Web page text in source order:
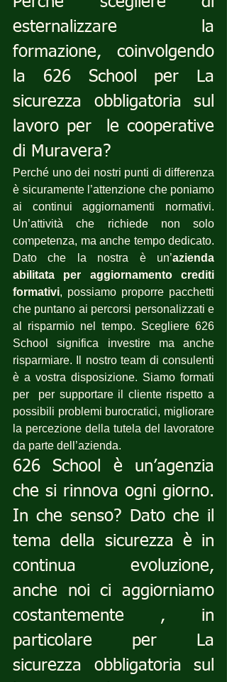
esternalizzare la
formazione, coinvolgendo
la 626 School per La
sicurezza obbligatoria sul
lavoro per  le cooperative
di Muravera?
Perché uno dei nostri punti di differenza
è sicuramente l’attenzione che poniamo
ai continui aggiornamenti normativi.
Un’attività che richiede non solo
competenza, ma anche tempo dedicato.
Dato che la nostra è un’azienda
abilitata per aggiornamento crediti
formativi, possiamo proporre pacchetti
che puntano ai percorsi personalizzati e
al risparmio nel tempo. Scegliere 626
School significa investire ma anche
risparmiare. Il nostro team di consulenti
è a vostra disposizione. Siamo formati
per  per supportare il cliente rispetto a
possibili problemi burocratici, migliorare
la percezione della tutela del lavoratore
da parte dell’azienda.
626 School è un’agenzia
che si rinnova ogni giorno.
In che senso? Dato che il
tema della sicurezza è in
continua evoluzione,
anche noi ci aggiorniamo
costantemente , in
particolare per La
sicurezza obbligatoria sul